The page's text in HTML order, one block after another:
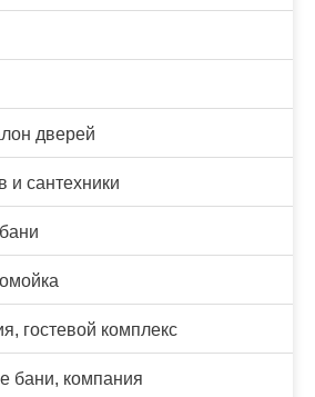
дверей
и сантехники
гостевой комплекс
бани, компания